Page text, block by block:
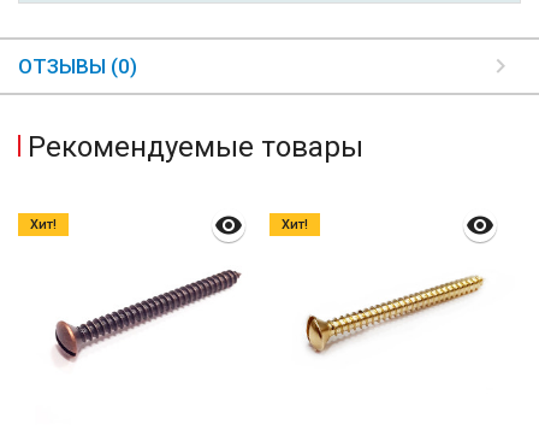
ОТЗЫВЫ (0)
Рекомендуемые товары
Хит! Хит!